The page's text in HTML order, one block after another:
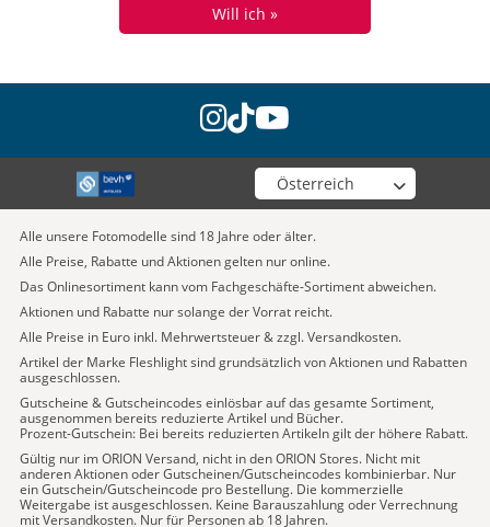
Will ich »
instagram
tiktok
youtube
Wähle deinen Shop
Alle unsere Fotomodelle sind 18 Jahre oder älter.
Alle Preise, Rabatte und Aktionen gelten nur online.
Das Onlinesortiment kann vom Fachgeschäfte-Sortiment abweichen.
Aktionen und Rabatte nur solange der Vorrat reicht.
Alle Preise in Euro inkl. Mehrwertsteuer & zzgl. Versandkosten.
Artikel der Marke Fleshlight sind grundsätzlich von Aktionen und Rabatten
ausgeschlossen.
Gutscheine & Gutscheincodes einlösbar auf das gesamte Sortiment,
ausgenommen bereits reduzierte Artikel und Bücher.
Prozent-Gutschein: Bei bereits reduzierten Artikeln gilt der höhere Rabatt.
Gültig nur im ORION Versand, nicht in den ORION Stores. Nicht mit
anderen Aktionen oder Gutscheinen/Gutscheincodes kombinierbar. Nur
ein Gutschein/Gutscheincode pro Bestellung. Die kommerzielle
Weitergabe ist ausgeschlossen. Keine Barauszahlung oder Verrechnung
mit Versandkosten. Nur für Personen ab 18 Jahren.